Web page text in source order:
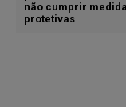
não cumprir
protetivas